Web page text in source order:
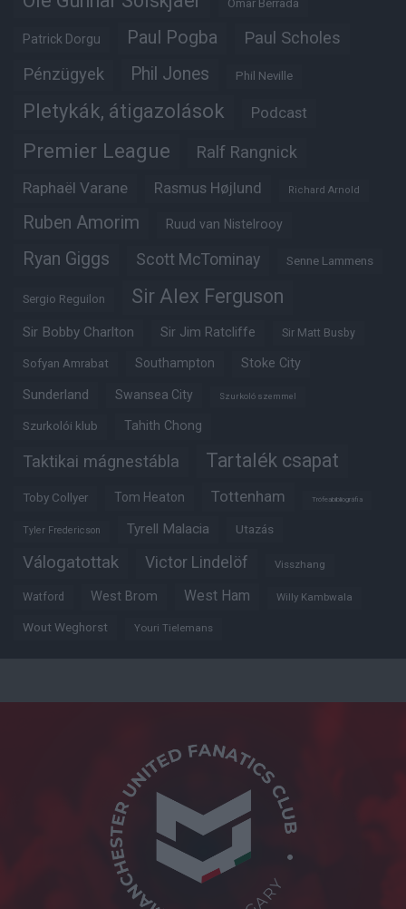
Omar Berrada
Patrick Dorgu Paul Pogba Paul Scholes
Pénzügyek Phil Jones Phil Neville
Pletykák, átigazolások Podcast
Premier League Ralf Rangnick
Raphaël Varane Rasmus Højlund Richard Arnold
Ruben Amorim Ruud van Nistelrooy
Ryan Giggs Scott McTominay Senne Lammens
Sergio Reguilon Sir Alex Ferguson
Sir Bobby Charlton Sir Jim Ratcliffe Sir Matt Busby
Sofyan Amrabat Southampton Stoke City
Sunderland Swansea City Szurkoló szemmel
Szurkolói klub Tahith Chong
Taktikai mágnestábla Tartalék csapat
Toby Collyer Tom Heaton Tottenham Trófeabibliográfia
Tyler Fredericson Tyrell Malacia Utazás
Válogatottak Victor Lindelöf Visszhang
Watford West Brom West Ham Willy Kambwala
Wout Weghorst Youri Tielemans